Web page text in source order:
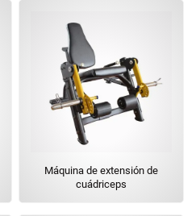
Máquina de extensión de
cuádriceps